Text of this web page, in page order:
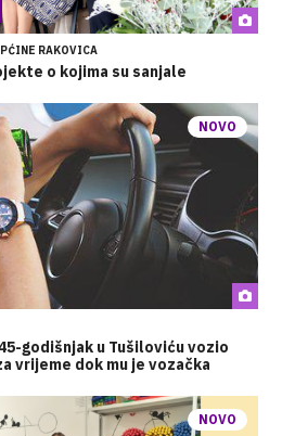
RAKOVICA
o kojima su sanjale
NOVO
godišnjak u Tušiloviću vozio
vrijeme dok mu je vozačka
NOVO